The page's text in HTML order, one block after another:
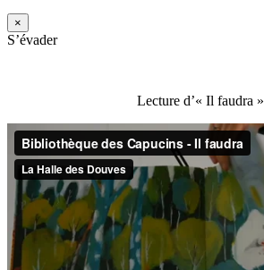
×
S’évader
Lecture d’« Il faudra »